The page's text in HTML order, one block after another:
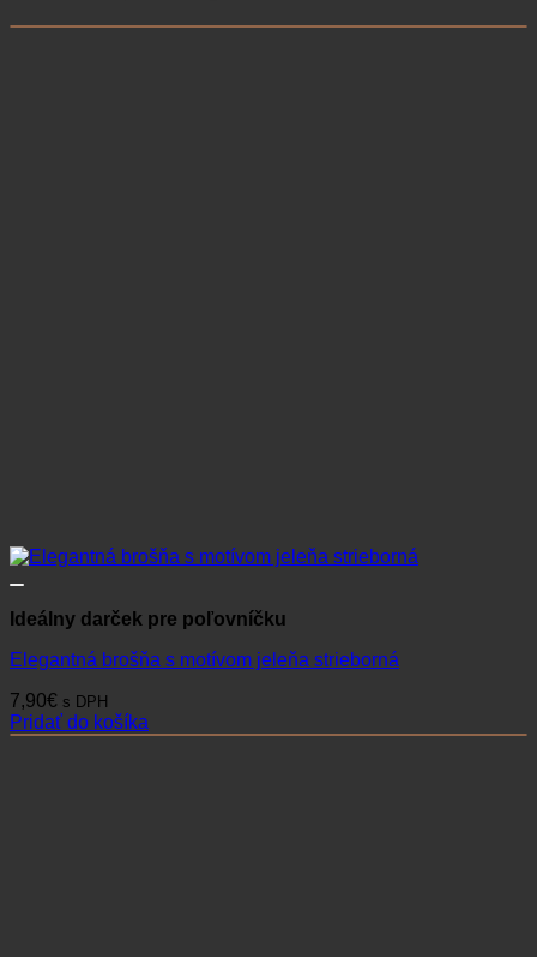
Ideálny darček pre poľovníčku
Elegantná brošňa s motívom jeleňa strieborná
7,90€ s DPH
Pridať do košíka